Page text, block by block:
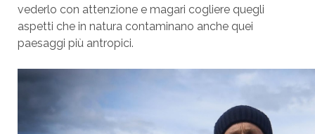
vederlo con attenzione e magari cogliere quegli
aspetti che in natura contaminano anche quei
paesaggi più antropici.